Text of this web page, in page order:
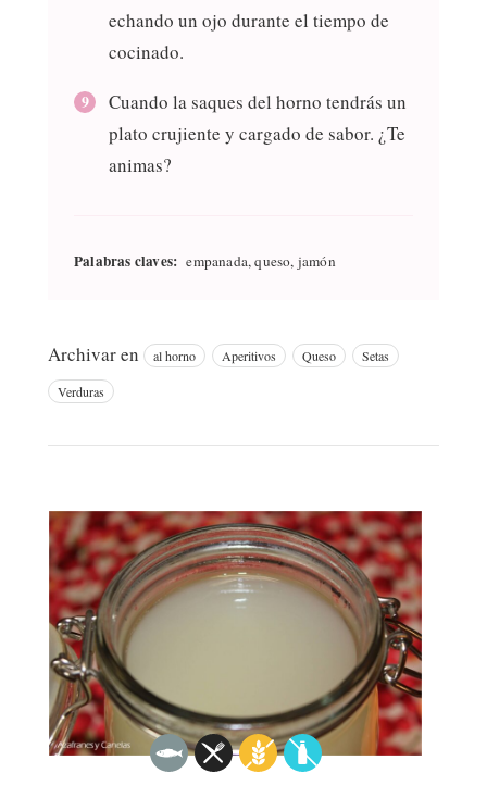
echando un ojo durante el tiempo de
cocinado.
Cuando la saques del horno tendrás un
plato crujiente y cargado de sabor. ¿Te
animas?
Palabras claves: empanada, queso, jamón
Archivar en al horno Aperitivos Queso Setas
Verduras